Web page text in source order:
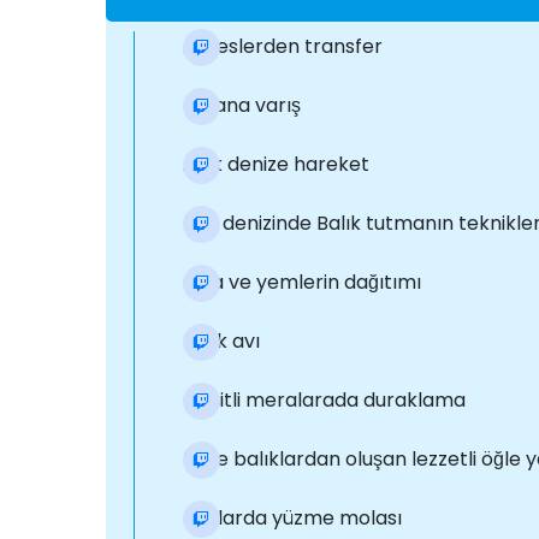
Adreslerden transfer
Limana varış
Açık denize hareket
Ege denizinde Balık tutmanın
Olta ve yemlerin dağıtımı
Balık avı
Çeşitli meralarada duraklama
Taze balıklardan oluşan lezzetli öğle
Koylarda yüzme molası